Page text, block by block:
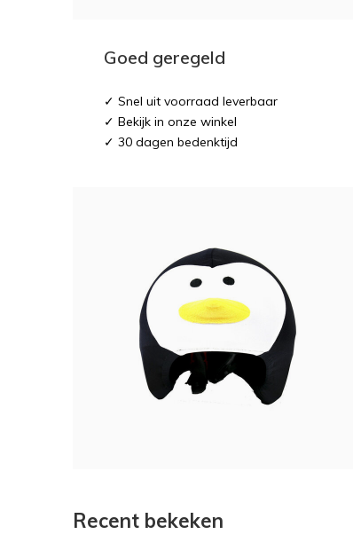
Goed geregeld
✓ Snel uit voorraad leverbaar
✓ Bekijk in onze winkel
✓ 30 dagen bedenktijd
Recent bekeken